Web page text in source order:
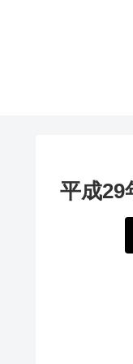
平成29